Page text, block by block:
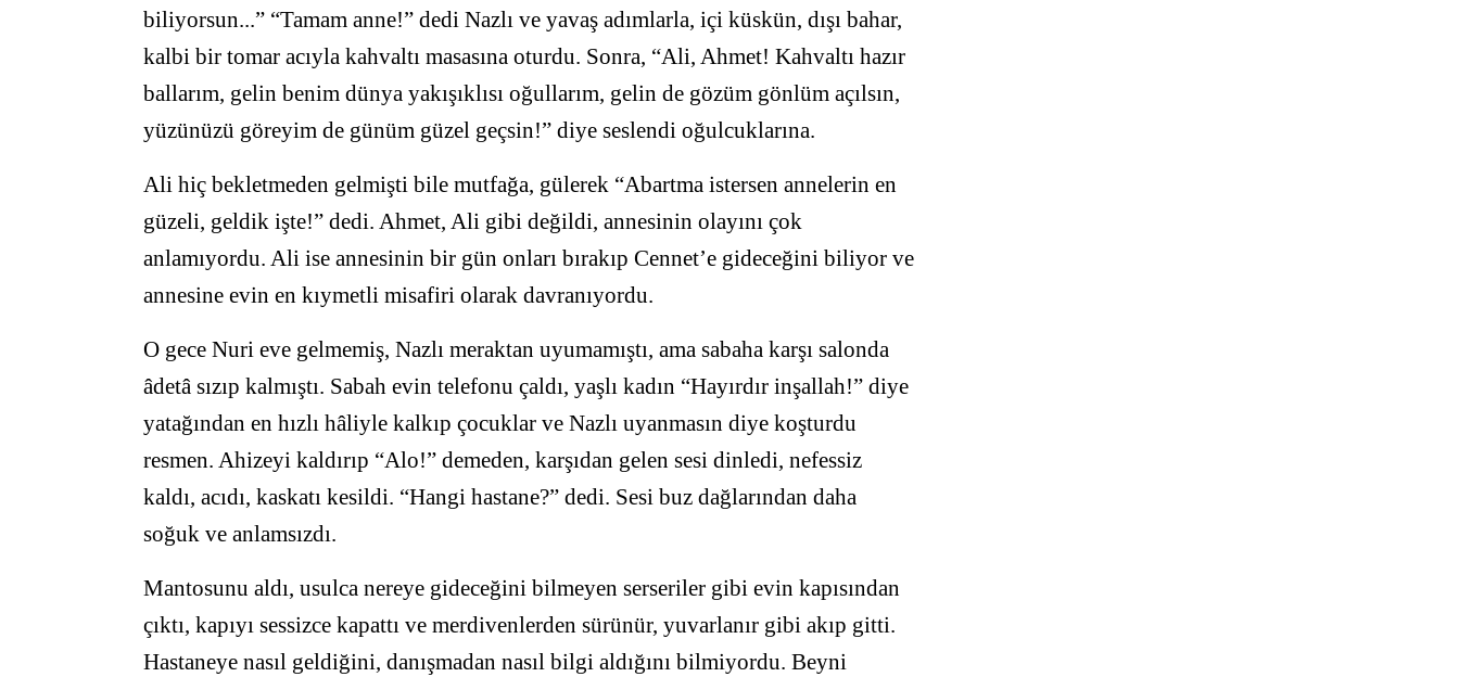
biliyorsun...” “Tamam anne!” dedi Nazlı ve yavaş adımlarla, içi küskün, dışı bahar,
kalbi bir tomar acıyla kahvaltı masasına oturdu. Sonra, “Ali, Ahmet! Kahvaltı hazır
ballarım, gelin benim dünya yakışıklısı oğullarım, gelin de gözüm gönlüm açılsın,
yüzünüzü göreyim de günüm güzel geçsin!” diye seslendi oğulcuklarına.
Ali hiç bekletmeden gelmişti bile mutfağa, gülerek “Abartma istersen annelerin en
güzeli, geldik işte!” dedi. Ahmet, Ali gibi değildi, annesinin olayını çok
anlamıyordu. Ali ise annesinin bir gün onları bırakıp Cennet’e gideceğini biliyor ve
annesine evin en kıymetli misafiri olarak davranıyordu.
O gece Nuri eve gelmemiş, Nazlı meraktan uyumamıştı, ama sabaha karşı salonda
âdetâ sızıp kalmıştı. Sabah evin telefonu çaldı, yaşlı kadın “Hayırdır inşallah!” diye
yatağından en hızlı hâliyle kalkıp çocuklar ve Nazlı uyanmasın diye koşturdu
resmen. Ahizeyi kaldırıp “Alo!” demeden, karşıdan gelen sesi dinledi, nefessiz
kaldı, acıdı, kaskatı kesildi. “Hangi hastane?” dedi. Sesi buz dağlarından daha
soğuk ve anlamsızdı.
Mantosunu aldı, usulca nereye gideceğini bilmeyen serseriler gibi evin kapısından
çıktı, kapıyı sessizce kapattı ve merdivenlerden sürünür, yuvarlanır gibi akıp gitti.
Hastaneye nasıl geldiğini, danışmadan nasıl bilgi aldığını bilmiyordu. Beyni